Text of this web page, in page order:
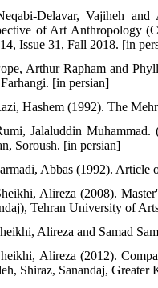
Delavar, Vajiheh
of Art Anthropology
Issue 31, Fall 2018. [in
Arthur Rapham and
[in persian]
Hashem (1992). The
Jalaluddin
Soroush. [in persian]
Abbas (1992). Article
Alireza (2008).
Tehran University of
Alireza and Samad
Alireza (2012).
Shiraz, Sanandaj, Greater